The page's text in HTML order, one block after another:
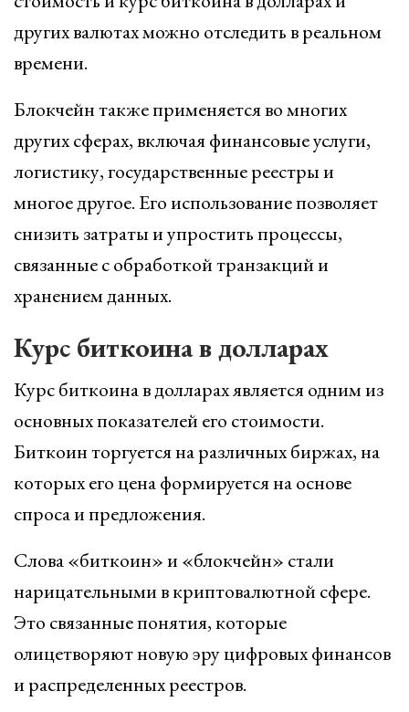
других валютах можно отследить в реальном
времени.
Блокчейн также применяется во многих
других сферах, включая финансовые услуги,
логистику, государственные реестры и
многое другое. Его использование позволяет
снизить затраты и упростить процессы,
связанные с обработкой транзакций и
хранением данных.
Курс биткоина в долларах
Курс биткоина в долларах является одним из
основных показателей его стоимости.
Биткоин торгуется на различных биржах, на
которых его цена формируется на основе
спроса и предложения.
Слова «биткоин» и «блокчейн» стали
нарицательными в криптовалютной сфере.
Это связанные понятия, которые
олицетворяют новую эру цифровых финансов
и распределенных реестров.